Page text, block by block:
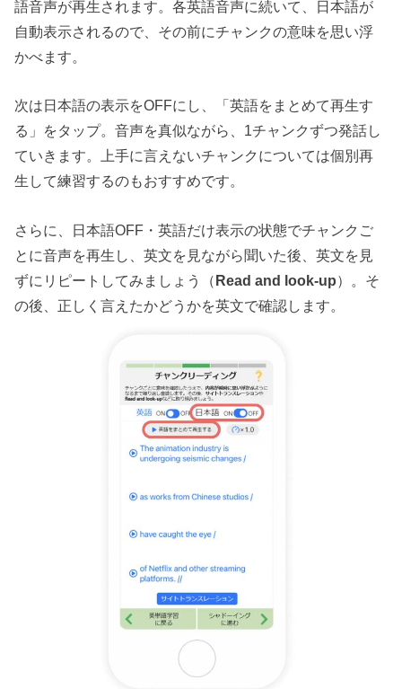
語音声が再生されます。各英語音声に続いて、日本語が
自動表示されるので、その前にチャンクの意味を思い浮
かべます。
次は日本語の表示をOFFにし、「英語をまとめて再生す
る」をタップ。音声を真似ながら、1チャンクずつ発話し
ていきます。上手に言えないチャンクについては個別再
生して練習するのもおすすめです。
さらに、日本語OFF・英語だけ表示の状態でチャンクご
とに音声を再生し、英文を見ながら聞いた後、英文を見
ずにリピートしてみましょう（Read and look-up）。そ
の後、正しく言えたかどうかを英文で確認します。